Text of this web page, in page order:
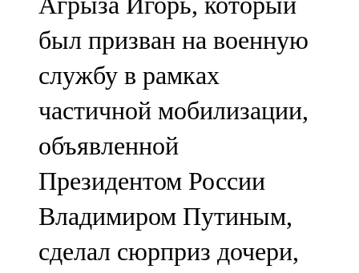
102,3 FM
Яңа чишмә
107,0 FM
Яр Чаллы
105,5 FM
был призван на военную
службу в рамках
частичной мобилизации,
объявленной
Президентом России
Владимиром Путиным,
сделал сюрприз дочери,